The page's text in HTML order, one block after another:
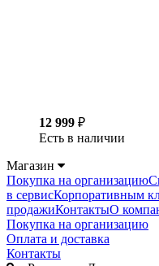
12 999 ₽
Есть в наличии
Магазин
Покупка на организацию
в сервисКорпоративным
продажиКонтактыО
Покупка на организацию
Оплата и доставка
Контакты